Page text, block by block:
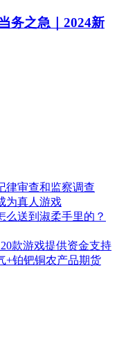
务之急｜2024新
律审查和监察调查
为真人游戏
么送到淑柔手里的？
款游戏提供资金支持
+铂钯铜农产品期货